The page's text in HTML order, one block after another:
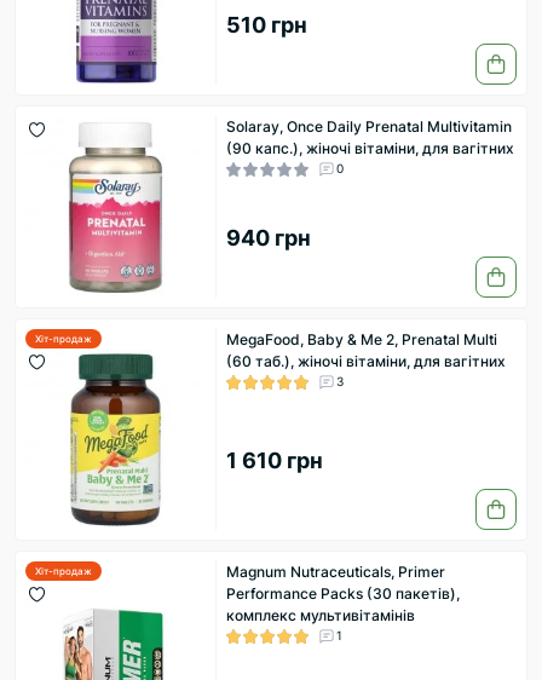
510 грн
Solaray, Once Daily Prenatal Multivitamin
(90 капс.), жіночі вітаміни, для вагітних
0
940 грн
Хіт-продаж
MegaFood, Baby & Me 2, Prenatal Multi
(60 таб.), жіночі вітаміни, для вагітних
3
1 610 грн
Хіт-продаж
Magnum Nutraceuticals, Primer
Performance Packs (30 пакетів),
комплекс мультивітамінів
1